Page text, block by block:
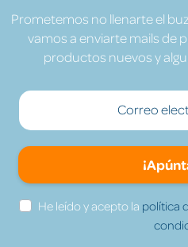
Prometemos no llenarte el
vamos a enviarte mails de
productos nuevos y
He leído y acepto la política